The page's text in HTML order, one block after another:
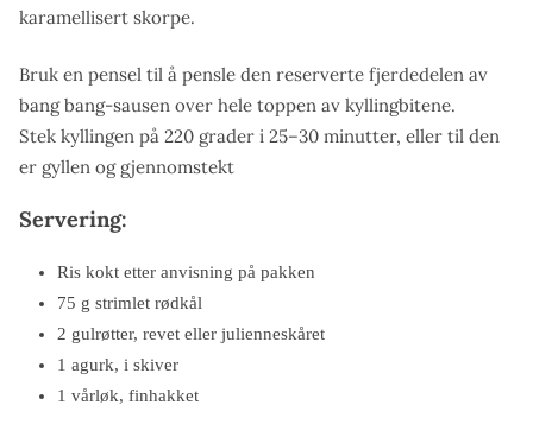
karamellisert skorpe.
Bruk en pensel til å pensle den reserverte fjerdedelen av
bang bang-sausen over hele toppen av kyllingbitene.
Stek kyllingen på 220 grader i 25–30 minutter, eller til den
er gyllen og gjennomstekt
Servering:
Ris kokt etter anvisning på pakken
75 g strimlet rødkål
2 gulrøtter, revet eller julienneskåret
1 agurk, i skiver
1 vårløk, finhakket